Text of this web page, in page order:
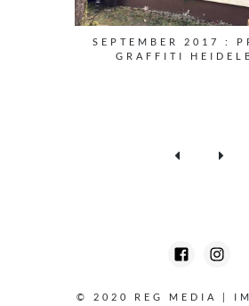
SEPTEMBER 2017 :
GRAFFITI
© 2020 REG MEDIA |